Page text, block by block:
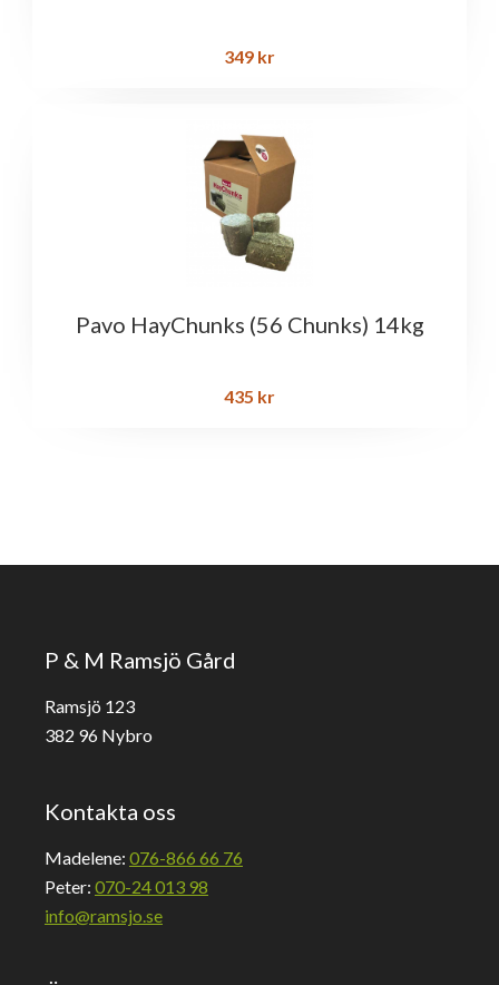
349 kr
Pavo HayChunks (56 Chunks) 14kg
435 kr
P & M Ramsjö Gård
Ramsjö 123
382 96 Nybro
Kontakta oss
Madelene: 076-866 66 76
Peter: 070-24 013 98
info@ramsjo.se